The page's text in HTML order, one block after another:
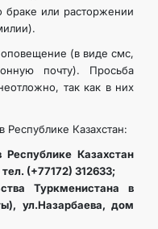
браке или расторжении
оповещение (в виде смс,
почту). Просьба
так как в них
Казахстан:
Казахстан
(+77172) 312633;
Туркменистана в
ул.Назарбаева, дом